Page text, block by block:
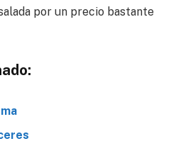
por un precio bastante